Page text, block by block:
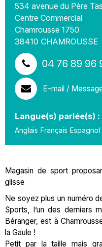
534 avenue du Père
Centre Commercial
Chamrousse 1750
38410 CHAMROUSSE
04 76 89 96
E-mail /
Langue(s) parlée(s) :
Anglais Français Espagnol
Magasin de sport
glisse
Ne soyez plus un numéro
Sports, l’un des derniers
Béranger, est à
la Gaule !
Petit par la taille mais